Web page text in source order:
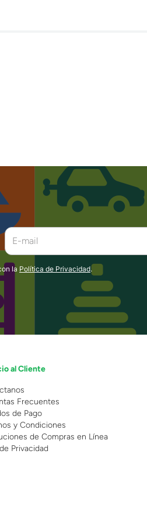
la Política de Privacidad.
al Cliente
Frecuentes
de Pago
y Condiciones
de Compras en Línea
Privacidad